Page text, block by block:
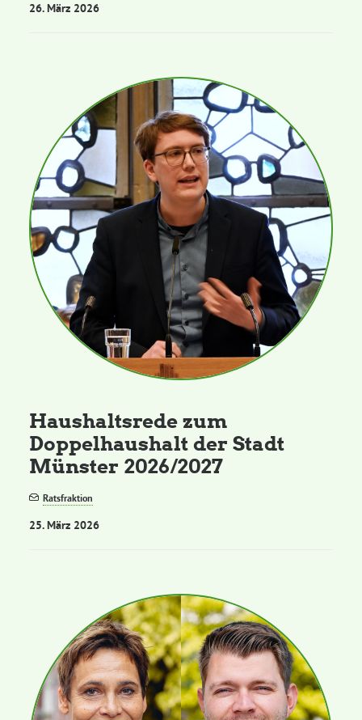
26. März 2026
Haushaltsrede zum
Doppelhaushalt der Stadt
Münster 2026/2027
Ratsfraktion
25. März 2026